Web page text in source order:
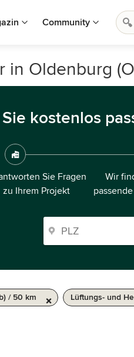
Community
in Oldenburg
kostenlos
Sie Fragen
zu Ihrem Projekt
Wir
/ 50 km Lüftungs- und